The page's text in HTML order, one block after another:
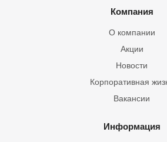
Компания
О компании
Акции
Новости
Корпоративная
Вакансии
Информация